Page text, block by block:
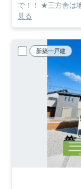
で！！ ★三方
見る
新築一戸建